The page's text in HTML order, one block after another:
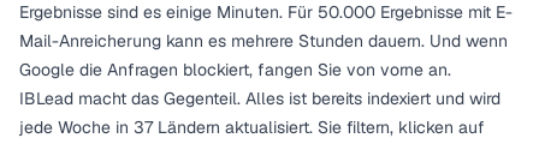
Ergebnisse sind es einige Minuten. Für 50.000 Ergebnisse mit E-
Mail-Anreicherung kann es mehrere Stunden dauern. Und wenn
Google die Anfragen blockiert, fangen Sie von vorne an.
IBLead macht das Gegenteil. Alles ist bereits indexiert und wird
jede Woche in 37 Ländern aktualisiert. Sie filtern, klicken auf